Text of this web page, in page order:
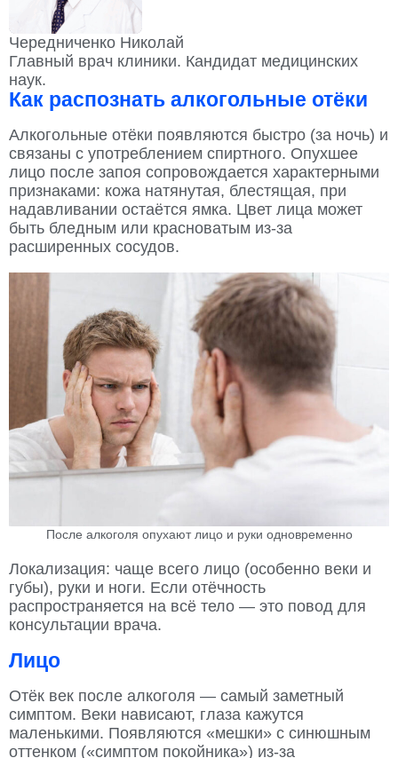
Чередниченко Николай
Главный врач клиники. Кандидат медицинских
наук.
Как распознать алкогольные отёки
Алкогольные отёки появляются быстро (за ночь) и
связаны с употреблением спиртного. Опухшее
лицо после запоя сопровождается характерными
признаками: кожа натянутая, блестящая, при
надавливании остаётся ямка. Цвет лица может
быть бледным или красноватым из-за
расширенных сосудов.
После алкоголя опухают лицо и руки одновременно
Локализация: чаще всего лицо (особенно веки и
губы), руки и ноги. Если отёчность
распространяется на всё тело — это повод для
консультации врача.
Лицо
Отёк век после алкоголя — самый заметный
симптом. Веки нависают, глаза кажутся
маленькими. Появляются «мешки» с синюшным
оттенком («симптом покойника») из-за